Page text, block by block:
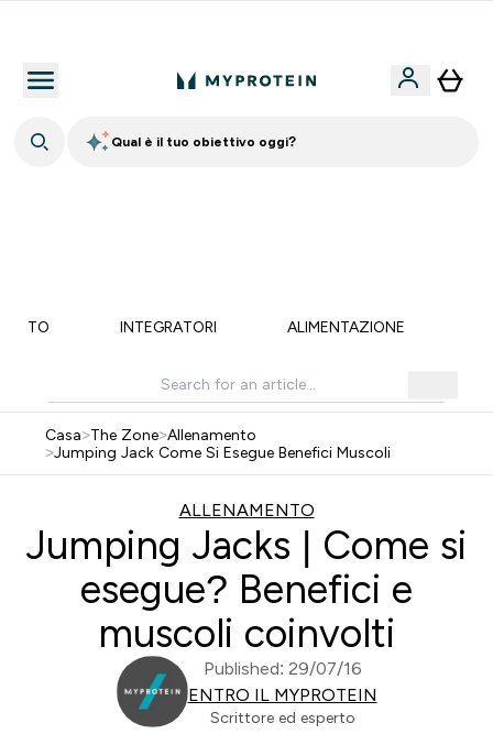
Qual è il tuo obiettivo oggi?
INTEGRATORI ALIMENTAZIONE
Casa>The Zone>Allenamento
>Jumping Jack Come Si Esegue Benefici Muscoli
ALLENAMENTO
Jumping Jacks | Come si
esegue? Benefici e
muscoli coinvolti
Published: 29/07/16
ENTRO IL MYPROTEIN
Scrittore ed esperto